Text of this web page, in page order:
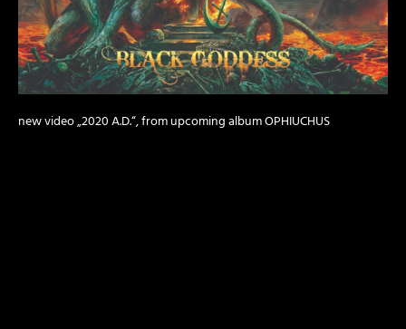
new video „2020 A.D.“, from upcoming album OPHIUCHUS